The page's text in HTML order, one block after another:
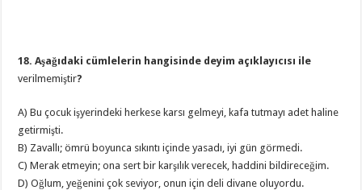
18. Aşağıdaki cümlelerin hangisinde deyim açıklayıcısı ile
verilmemiştir?
A) Bu çocuk işyerindeki herkese karsı gelmeyi, kafa tutmayı adet haline
getirmişti.
B) Zavallı; ömrü boyunca sıkıntı içinde yasadı, iyi gün görmedi.
C) Merak etmeyin; ona sert bir karşılık verecek, haddini bildireceğim.
D) Oğlum, yeğenini çok seviyor, onun için deli divane oluyordu.